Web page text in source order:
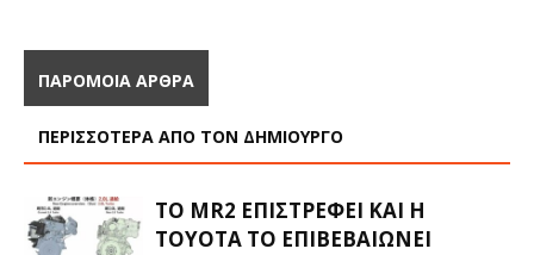
ΠΑΡΟΜΟΙΑ ΑΡΘΡΑ
ΠΕΡΙΣΣΟΤΕΡΑ ΑΠΟ ΤΟΝ ΔΗΜΙΟΥΡΓΟ
ΤΟ MR2 ΕΠΙΣΤΡΈΦΕΙ ΚΑΙ Η
TOYOTA ΤΟ ΕΠΙΒΕΒΑΙΏΝΕΙ